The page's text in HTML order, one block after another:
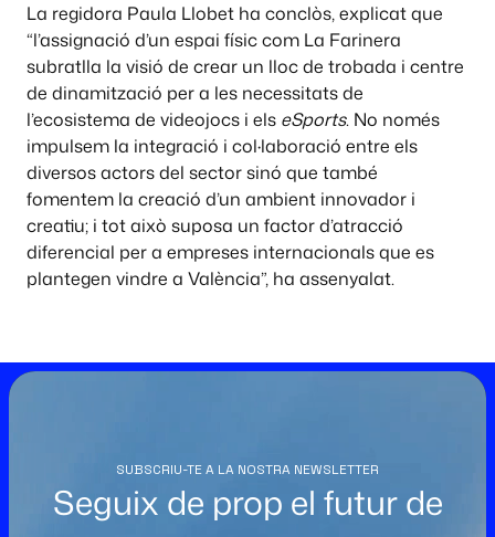
La regidora Paula Llobet ha conclòs, explicat que
“l’assignació d’un espai físic com La Farinera
subratlla la visió de crear un lloc de trobada i centre
de dinamització per a les necessitats de
l’ecosistema de videojocs i els eSports. No només
impulsem la integració i col·laboració entre els
diversos actors del sector sinó que també
fomentem la creació d’un ambient innovador i
creatiu; i tot això suposa un factor d’atracció
diferencial per a empreses internacionals que es
plantegen vindre a València”, ha assenyalat.
SUBSCRIU-TE A LA NOSTRA NEWSLETTER
Seguix de prop el futur de